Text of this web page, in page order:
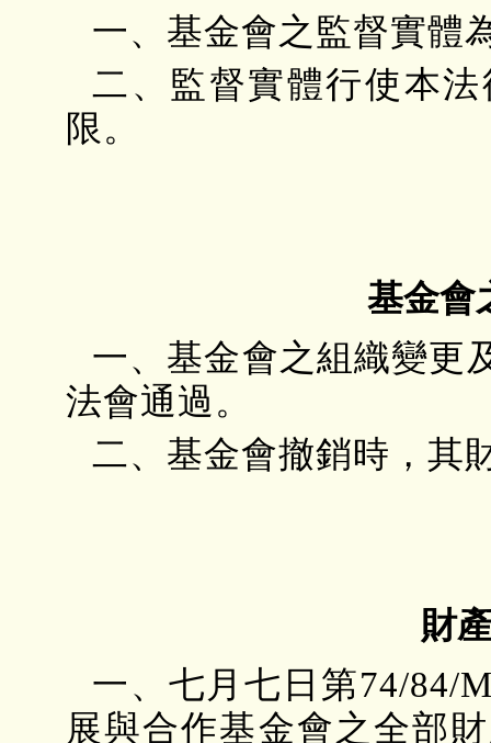
一、基金會之監督實體
二、監督實體行使本
限。
基金會
一、基金會之組織變更
法會通過。
二、基金會撤銷時，其
財
一、七月七日第74/84/
展與合作基金會之全部